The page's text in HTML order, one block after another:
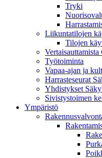
Tryki
Liikuntatilojen
Tilojen
Työtoiminta
Vapaa-ajan ja
Harrasteseurat
Yhdistykset
Sivistystoimen
Ympä­ristö